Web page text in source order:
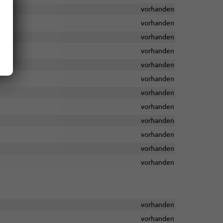
vorhanden
vorhanden
vorhanden
vorhanden
vorhanden
vorhanden
vorhanden
vorhanden
vorhanden
vorhanden
vorhanden
vorhanden
vorhanden
vorhanden